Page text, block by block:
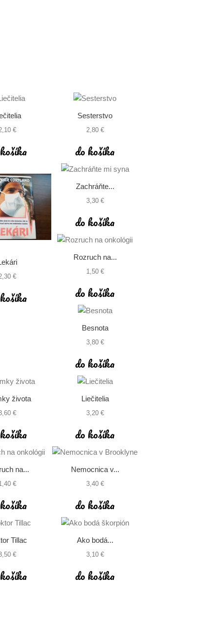
€
Sesterstvo
2,80 €
do košíka
€
Zachráňte...
3,30 €
do košíka
Rozruch na...
1,50 €
do košíka
Besnota
3,80 €
do košíka
života
€
Liečitelia
3,20 €
do košíka
na...
€
Nemocnica v...
3,40 €
do košíka
Tillac
€
Ako bodá...
3,10 €
do košíka